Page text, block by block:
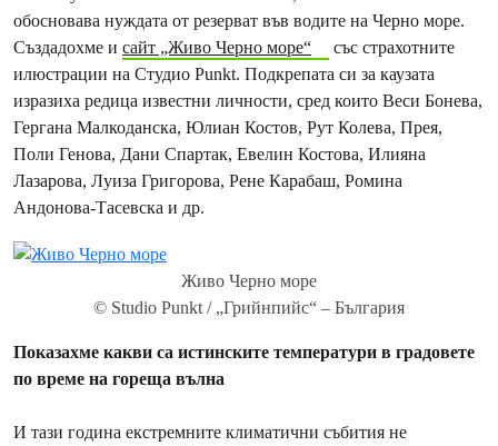
обосновава нуждата от резерват във водите на Черно море.
Създадохме и сайт „Живо Черно море“
със страхотните
илюстрации на Студио Punkt. Подкрепата си за каузата
изразиха редица известни личности, сред които Веси Бонева,
Гергана Малкоданска, Юлиан Костов, Рут Колева, Прея,
Поли Генова, Дани Спартак, Евелин Костова, Илияна
Лазарова, Луиза Григорова, Рене Карабаш, Ромина
Андонова-Тасевска и др.
Живо Черно море
© Studio Punkt / „Грийнпийс“ – България
Показахме какви са истинските температури в градовете
по време на гореща вълна
И тази година екстремните климатични събития не